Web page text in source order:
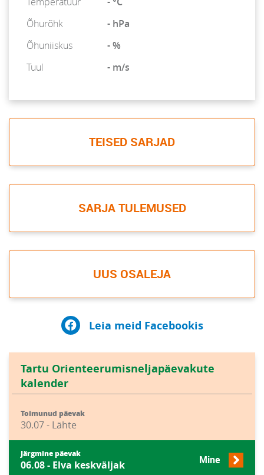
Õhurõhk
- hPa
Õhuniiskus
- %
Tuul
- m/s
TEISED SARJAD
SARJA TULEMUSED
UUS OSALEJA
Leia meid Facebookis
Tartu Orienteerumisneljapäevakute
kalender
Toimunud päevak
30.07 - Lähte
Järgmine päevak
06.08 - Elva keskväljak Mine